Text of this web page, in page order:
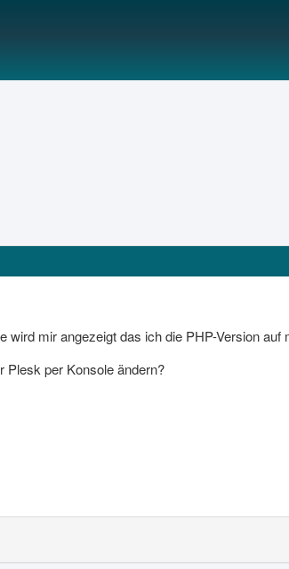
wird mir angezeigt das ich die PHP-Version auf
Plesk per Konsole ändern?